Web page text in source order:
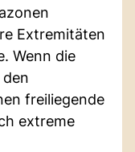
Extremitäten
Wenn die
freiliegende
extreme